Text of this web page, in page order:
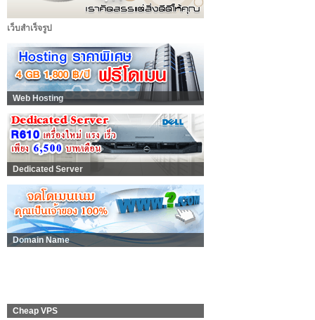
เว็บสำเร็จรูป
Web Hosting
Dedicated Server
Domain Name
Cheap VPS